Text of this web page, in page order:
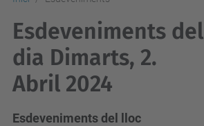
Esdeveniments del
dia Dimarts, 2.
Abril 2024
Esdeveniments del lloc